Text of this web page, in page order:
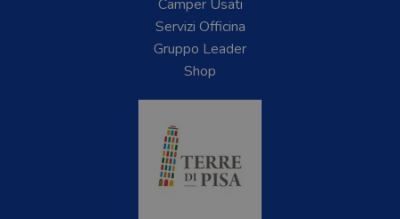
Camper Usati
Servizi Officina
Gruppo Leader
Shop